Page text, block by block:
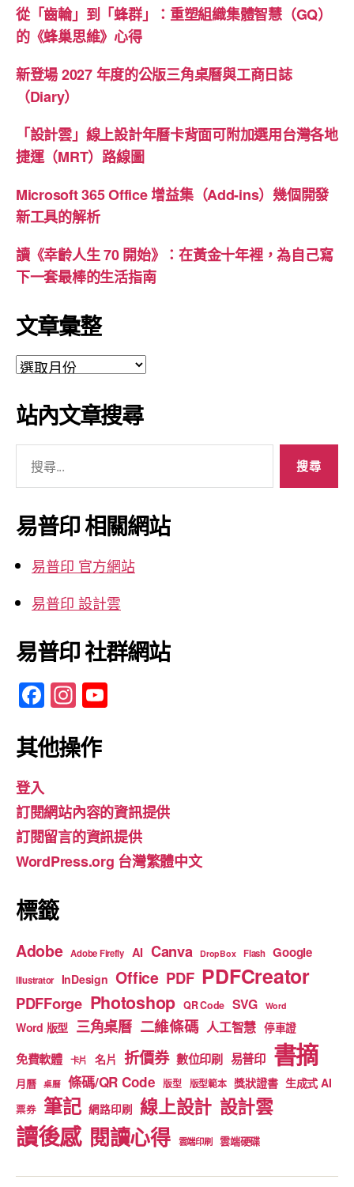
從「齒輪」到「蜂群」：重塑組織集體智慧（GQ）
的《蜂巢思維》心得
新登場 2027 年度的公版三角桌曆與工商日誌
（Diary）
「設計雲」線上設計年曆卡背面可附加選用台灣各地
捷運（MRT）路線圖
Microsoft 365 Office 增益集（Add-ins）幾個開發
新工具的解析
讀《幸齡人生 70 開始》：在黃金十年裡，為自己寫
下一套最棒的生活指南
文章彙整
文
彙
整
站內文章搜尋
關
鍵
字:
易普印 相關網站
易普印 官方網站
易普印 設計雲
易普印 社群網站
F
a
c
b
o
o
k
In
st
a
gr
a
m
u
b
e
其他操作
登入
訂閱網站內容的資訊提供
訂閱留言的資訊提供
WordPress.org 台灣繁體中文
標籤
Adobe Adobe Firefly AI Canva DropBox Flash Google
Illustrator InDesign Office PDF PDFCreator
PDFForge Photoshop QR Code SVG Word
Word 版型 三角桌曆 二維條碼 人工智慧 停車證
免費軟體 卡片 名片 折價券 數位印刷 易普印 書摘
月曆 桌曆 條碼/QR Code 版型 版型範本 獎狀證書 生成式 AI
票券 筆記 網路印刷 線上設計 設計雲
讀後感 閱讀心得 雲端印刷 雲端硬碟